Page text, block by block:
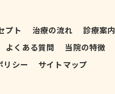
プト 治療の流れ 診療案内
よくある質問 当院の特徴
リシー
サイトマップ